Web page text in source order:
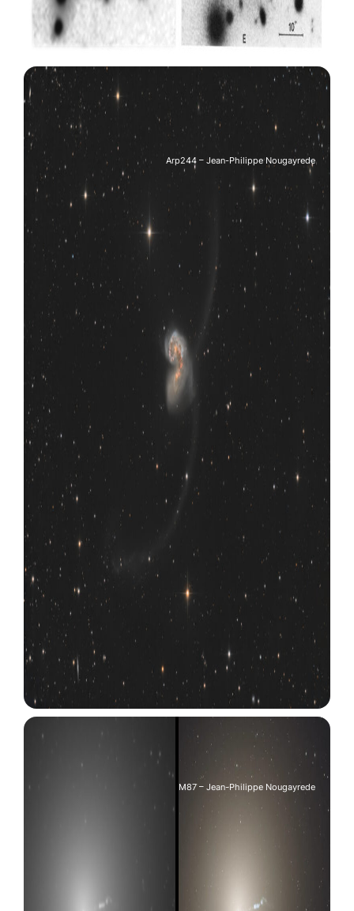
Arp244 – Jean-Philippe Nougayrede
M87 – Jean-Philippe Nougayrede